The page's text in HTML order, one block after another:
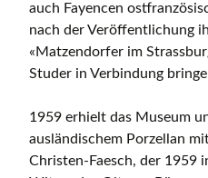
auch Fayencen
nach der Veröffentlichung
«Matzendorfer im
Studer in Verbindung
1959 erhielt das Museum
ausländischem Porzellan
Christen-Faesch, der 1959